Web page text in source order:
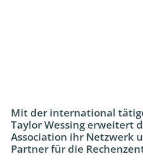
Mit der international
Taylor Wessing erweitert
Association ihr Netzwerk
Partner für die